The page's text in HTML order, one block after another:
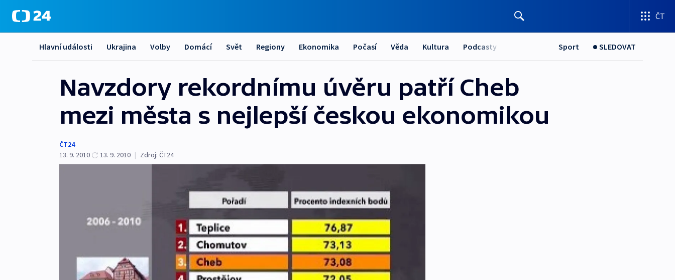
ČT
Hlavní události Ukrajina Volby Domácí Svět Regiony Ekonomika Počasí Věda Kultura Podcasty Sport SLEDOVAT
Navzdory rekordnímu úvěru patří Cheb
mezi města s nejlepší českou ekonomikou
ČT24
13. 9. 2010
13. 9. 2010 | Zdroj: ČT24